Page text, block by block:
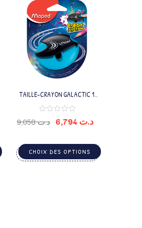
TAILLE-CRAYON GALACTIC 1
TROU MAPED
د.ت9,058 د.ت
CHOIX DES OPTIONS